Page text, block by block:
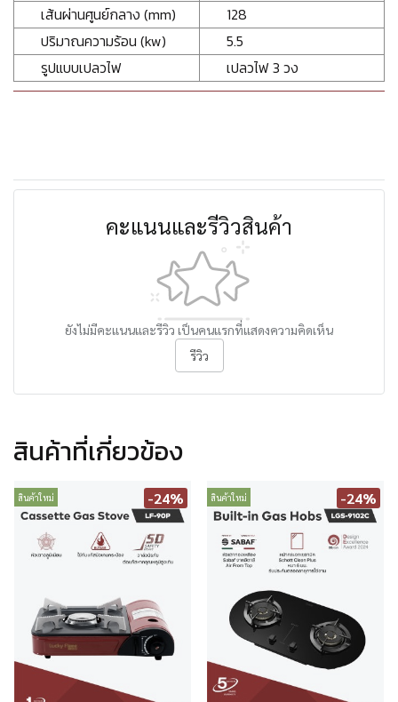
เส้นผ่านศูนย์กลาง (mm)
128
ปริมาณความร้อน (kw)
5.5
รูปแบบเปลวไฟ
เปลวไฟ 3 วง
คะแนนและรีวิวสินค้า
ยังไม่มีคะแนนและรีวิว เป็นคนแรกที่แสดงความคิดเห็น
รีวิว
สินค้าที่เกี่ยวข้อง
สินค้าใหม่ -24% สินค้าใหม่ -24%